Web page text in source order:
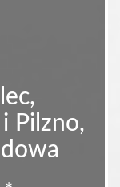
Pilzno,